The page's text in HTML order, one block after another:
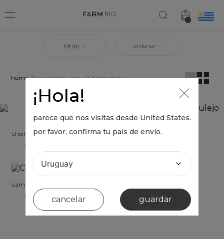
0
¡Hola!
parece que nos visitas desde United States.
por favor, confirma tu país de envío.
cancelar guardar
filtrar ordenar
novidades-app 3productos
cheirinho farm tucanissimo
UYU 0
cheirinho farm azulejo
camisa bolso frente
UYU 0